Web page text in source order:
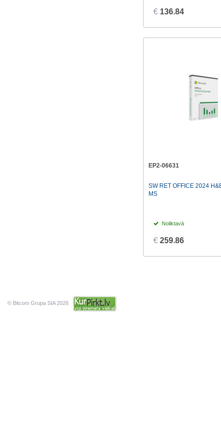
€ 136.84
EP2-06631
SW RET OFFICE 2024
MS
Noliktavā
€ 259.86
© Bitcom Grupa SIA 2026